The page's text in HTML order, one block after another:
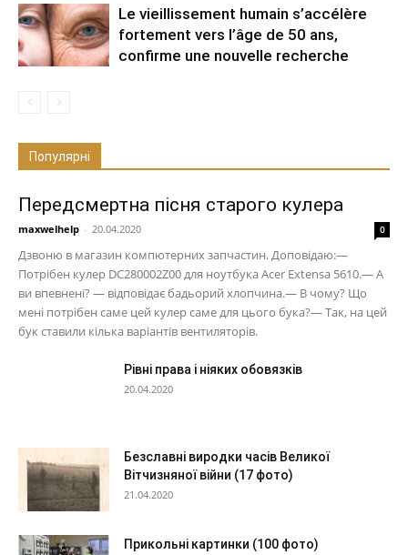
Le vieillissement humain s’accélère
fortement vers l’âge de 50 ans,
confirme une nouvelle recherche
Популярні
Передсмертна пісня старого кулера
maxwelhelp - 20.04.2020 0
Дзвоню в магазин компютерних запчастин. Доповідаю:—
Потрібен кулер DC280002Z00 для ноутбука Acer Extensa 5610.— А
ви впевнені? — відповідає бадьорий хлопчина.— В чому? Що
мені потрібен саме цей кулер саме для цього бука?— Так, на цей
бук ставили кілька варіантів вентиляторів.
Рівні права і ніяких обовязків
20.04.2020
Безславні виродки часів Великої
Вітчизняної війни (17 фото)
21.04.2020
Прикольні картинки (100 фото)